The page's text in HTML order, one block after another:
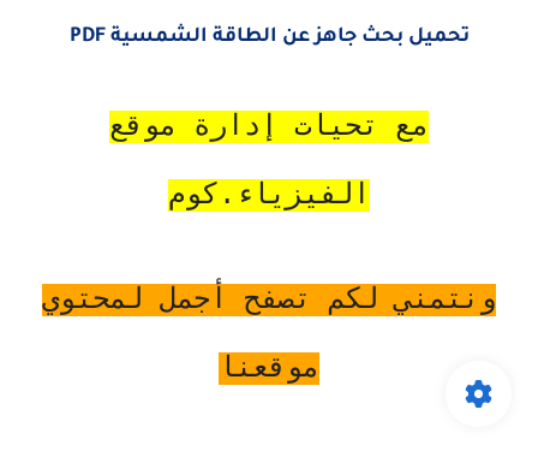
تحميل بحث جاهز عن الطاقة الشمسية PDF
مع تحيات إدارة موقع
الفيزياء.كوم
ونتمني لكم تصفح أجمل لمحتوي
موقعنا